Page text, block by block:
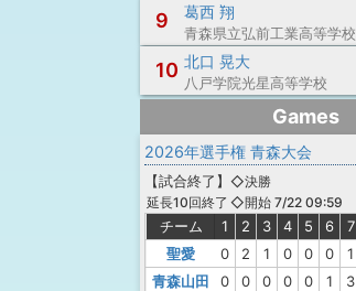
9 葛西 翔
青森県立弘前工業高等学校
10 北口 晃大
八戸学院光星高等学校
Games
2026年選手権 青森大会
【試合終了 】
延長10回終了
◇決勝
◇開始 7/22 09:59
チーム 1 2 3 4 5 6 7
聖愛
0 2 1 0 0 0 1
青森山田
0 0 0 0 0 1 3